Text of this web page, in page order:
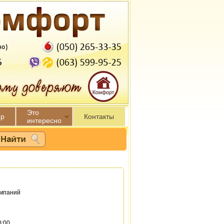
Это
интересно
Контакты